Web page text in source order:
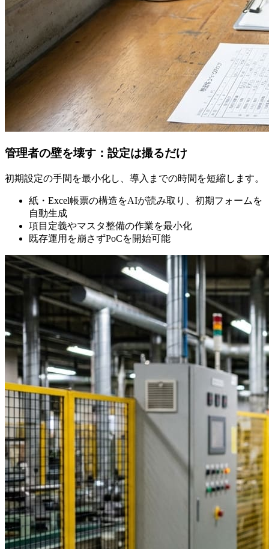
管理者の壁を壊す：設定は撮るだけ
初期設定の手間を最小化し、導入までの時間を短縮します。
紙・Excel帳票の構造をAIが読み取り、初期フォームを
自動生成
項目定義やマスタ整備の作業を最小化
既存運用を崩さずPoCを開始可能